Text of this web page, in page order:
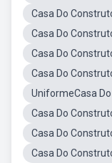
Casa Do
Casa Do
Casa Do
Casa Do
UniformeCasa
Casa Do
Casa Do
Casa Do